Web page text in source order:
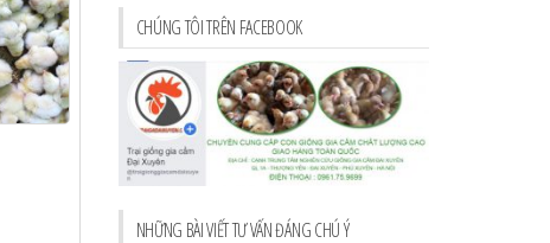
CHÚNG TÔI TRÊN FACEBOOK
NHỮNG BÀI VIẾT TƯ VẤN ĐÁNG CHÚ Ý